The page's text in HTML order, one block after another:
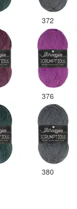
372
376
380